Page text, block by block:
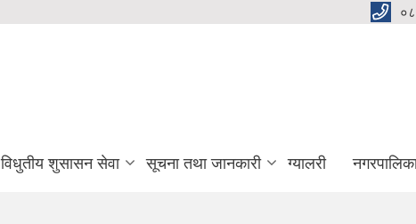
विधुतीय शुसासन सेवा सूचना तथा जानकारी ग्यालरी